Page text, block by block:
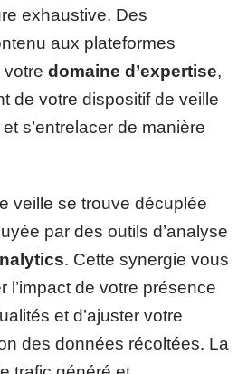
exhaustive. Des
aux plateformes
domaine d’expertise,
de votre dispositif de veille
s’entrelacer de manière
veille se trouve décuplée
par des outils d’analyse
. Cette synergie vous
l’impact de votre présence
et d’ajuster votre
des données récoltées. La